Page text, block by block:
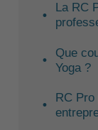
La RC
Que
Yoga ?
RC